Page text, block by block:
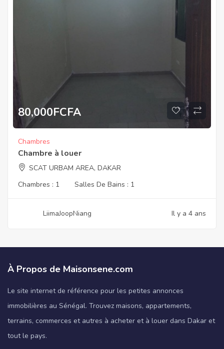
80,000FCFA
Chambres
Chambre à louer
SCAT URBAM AREA, DAKAR
Chambres : 1 Salles De Bains : 1
LiimaJoopNiang Il y a 4 ans
À Propos de Maisonsene.com
Le site internet de référence pour les petites annonces
immobilières au Sénégal. Trouvez maisons, appartements,
terrains, commerces et autres à acheter et à louer dans Dakar et
tout le pays.